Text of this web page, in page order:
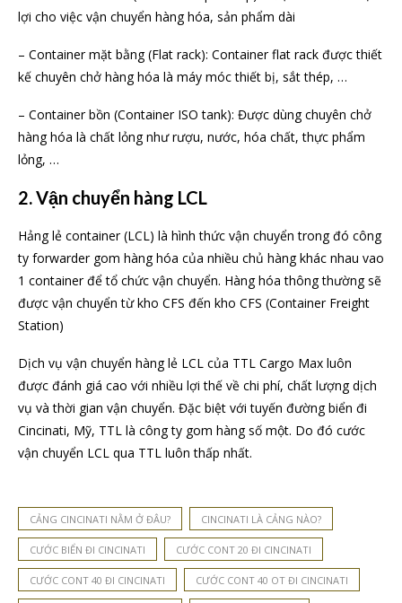
lợi cho việc vận chuyển hàng hóa, sản phẩm dài
– Container mặt bằng (Flat rack): Container flat rack được thiết
kế chuyên chở hàng hóa là máy móc thiết bị, sắt thép, …
– Container bồn (Container ISO tank): Được dùng chuyên chở
hàng hóa là chất lỏng như rượu, nước, hóa chất, thực phẩm
lỏng, …
2. Vận chuyển hàng LCL
Hảng lẻ container (LCL) là hình thức vận chuyển trong đó công
ty forwarder gom hàng hóa của nhiều chủ hàng khác nhau vao
1 container để tổ chức vận chuyển. Hàng hóa thông thường sẽ
được vận chuyển từ kho CFS đến kho CFS (Container Freight
Station)
Dịch vụ vận chuyển hàng lẻ LCL của TTL Cargo Max luôn
được đánh giá cao với nhiều lợi thế về chi phí, chất lượng dịch
vụ và thời gian vận chuyển. Đặc biệt với tuyến đường biển đi
Cincinati, Mỹ, TTL là công ty gom hàng số một. Do đó cước
vận chuyển LCL qua TTL luôn thấp nhất.
CẢNG CINCINATI NẰM Ở ĐÂU? CINCINATI LÀ CẢNG NÀO?
CƯỚC BIỂN ĐI CINCINATI CƯỚC CONT 20 ĐI CINCINATI
CƯỚC CONT 40 ĐI CINCINATI CƯỚC CONT 40 OT ĐI CINCINATI